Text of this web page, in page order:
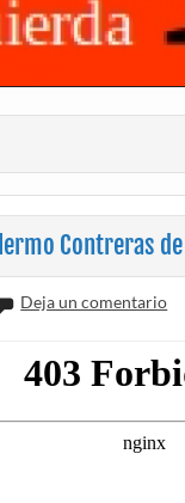
Contreras
Deja un comentario